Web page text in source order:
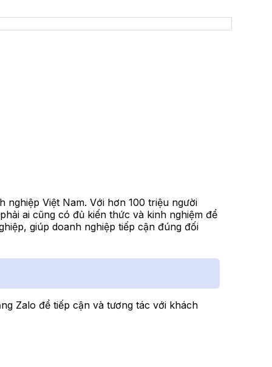
Việt Nam. Với hơn 100 triệu người
ai cũng có đủ kiến thức và kinh nghiệm để
giúp doanh nghiệp tiếp cận đúng đối
Zalo để tiếp cận và tương tác với khách